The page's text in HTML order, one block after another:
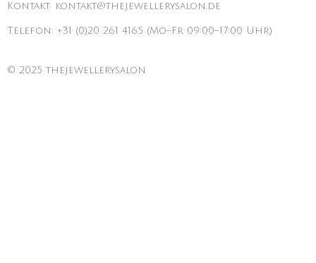
Kontakt: kontakt@thejewellerysalon.de
Telefon: +31 (0)20 261 4165 (Mo–Fr 09:00–17:00 Uhr)
© 2025 thejewellerysalon